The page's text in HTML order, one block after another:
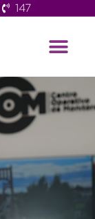
147